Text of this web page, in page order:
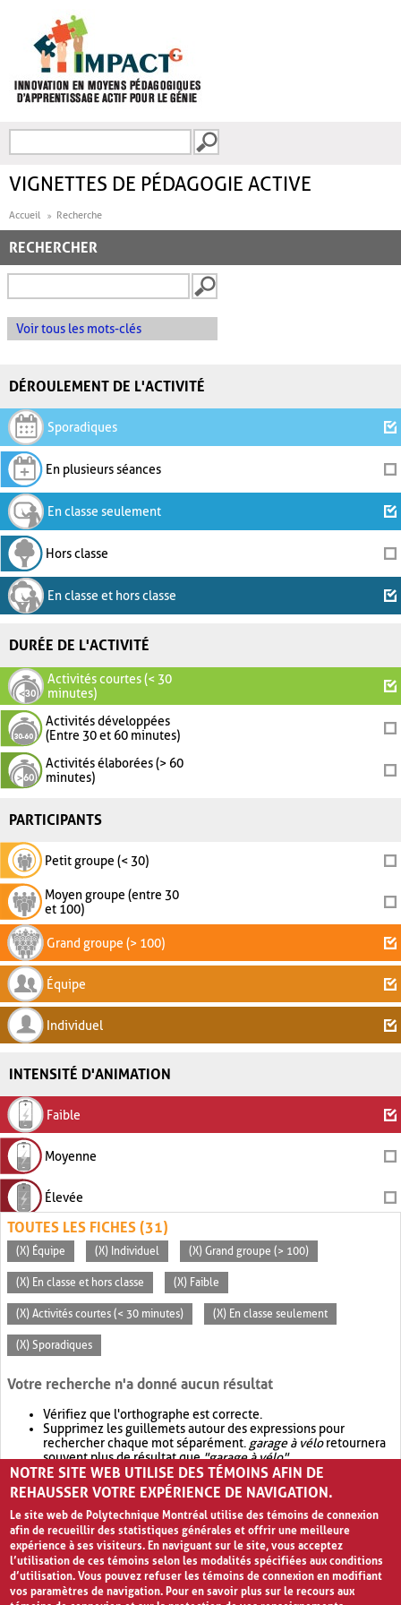
FORMULAIRE DE
VIGNETTES DE PÉDAGOGIE ACTIVE
Accueil Recherche
RECHERCHER
Voir tous les mots-clés
DÉROULEMENT DE L'ACTIVITÉ
Sporadiques
En plusieurs séances
En classe seulement
Hors classe
En classe et hors classe
DURÉE DE L'ACTIVITÉ
Activités courtes (< 30
minutes)
Activités développées
(Entre 30 et 60 minutes)
Activités élaborées (> 60
minutes)
PARTICIPANTS
Petit groupe (< 30)
Moyen groupe (entre 30
et 100)
Grand groupe (> 100)
Équipe
Individuel
INTENSITÉ D'ANIMATION
Faible
Moyenne
Élevée
TOUTES LES FICHES (31)
(X) Équipe (X) Individuel (X) Grand groupe (> 100)
(X) En classe et hors classe (X) Faible
(X) Activités courtes (< 30 minutes) (X) En classe seulement
(X) Sporadiques
Votre recherche n'a donné aucun résultat
Vérifiez que l'orthographe est correcte.
Supprimez les guillemets autour des expressions pour
rechercher chaque mot séparément. garage à véloretournera
souvent plus de résultat que"garage à vélo".
Envisagez d'élargir votre recherche avec OR.garage OR vélo
retournera souvent plus de résultat quegarage à vélo
NOTRE SITE WEB UTILISE DES TÉMOINS AFIN DE
REHAUSSER VOTRE EXPÉRIENCE DE NAVIGATION.
Le site web de Polytechnique Montréal utilise des témoins de connexion
afin de recueillir des statistiques générales et offrir une meilleure
expérience à ses visiteurs. En naviguant sur le site, vous acceptez
l’utilisation de ces témoins selon les modalités spécifiées aux conditions
d’utilisation. Vous pouvez refuser les témoins de connexion en modifiant
vos paramètres de navigation. Pour en savoir plus sur le recours aux